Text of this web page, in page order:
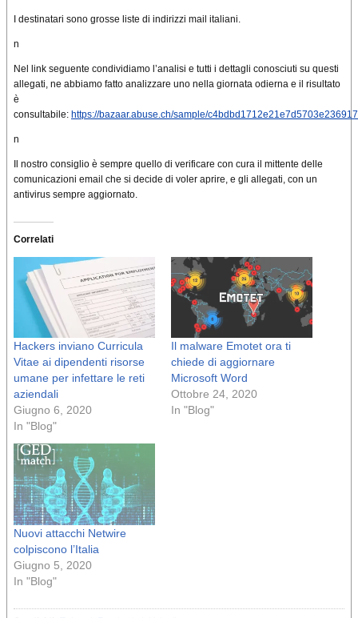
I destinatari sono grosse liste di indirizzi mail italiani.
n
Nel link seguente condividiamo l’analisi e tutti i dettagli conosciuti su questi
allegati, ne abbiamo fatto analizzare uno nella giornata odierna e il risultato
è
consultabile: https://bazaar.abuse.ch/sample/
n
Il nostro consiglio è sempre quello di verificare con cura il mittente delle
comunicazioni email che si decide di voler aprire, e gli allegati, con un
antivirus sempre aggiornato.
Correlati
Hackers inviano Curricula
Vitae ai dipendenti risorse
umane per infettare le reti
aziendali
Giugno 6, 2020
In "Blog"
Il malware Emotet ora ti
chiede di aggiornare
Microsoft Word
Ottobre 24, 2020
In "Blog"
Nuovi attacchi Netwire
colpiscono l’Italia
Giugno 5, 2020
In "Blog"